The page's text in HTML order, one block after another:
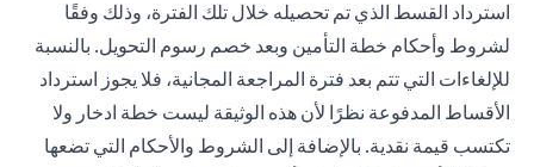
استرداد القسط الذي تم تحصيله خلال تلك الفترة، وذلك وفقًا
لشروط وأحكام خطة التأمين وبعد خصم رسوم التحويل. بالنسبة
للإلغاءات التي تتم بعد فترة المراجعة المجانية، فلا يجوز استرداد
الأقساط المدفوعة نظرًا لأن هذه الوثيقة ليست خطة ادخار ولا
تكتسب قيمة نقدية. بالإضافة إلى الشروط والأحكام التي تضعها